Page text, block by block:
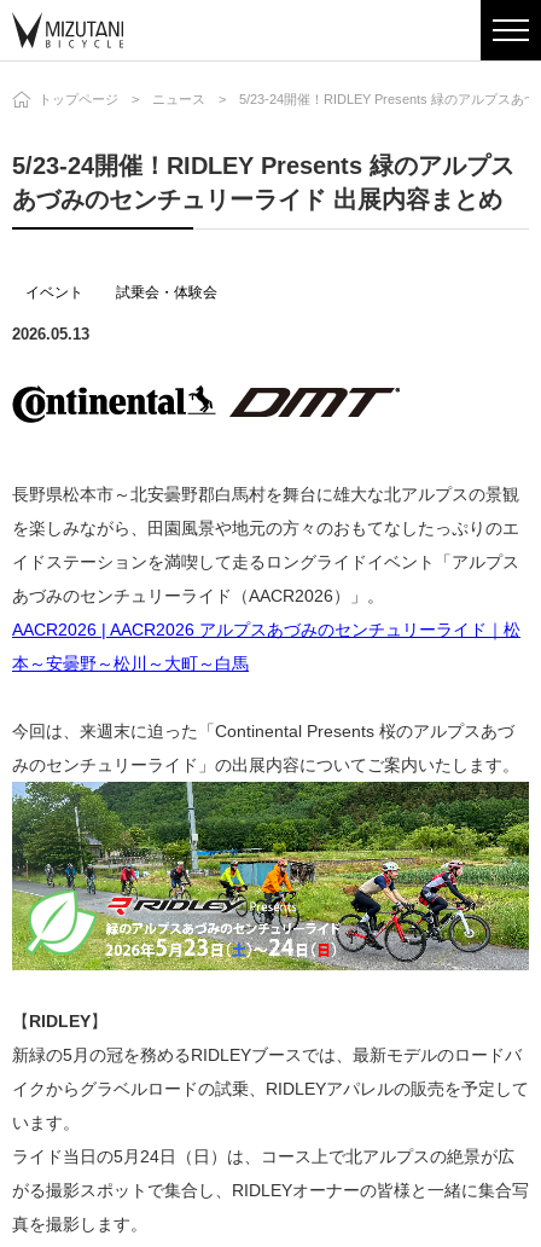
トップページ ニュース 5/23-24開催！RIDLEY Presents 緑のアルプスあ
5/23-24開催！RIDLEY Presents 緑のアルプス
あづみのセンチュリーライド 出展内容まとめ
イベント 試乗会・体験会
2026.05.13
長野県松本市～北安曇野郡白馬村を舞台に雄大な北アルプスの景観
を楽しみながら、田園風景や地元の方々のおもてなしたっぷりのエ
イドステーションを満喫して走るロングライドイベント「アルプス
あづみのセンチュリーライド（AACR2026）」。
AACR2026 | AACR2026 アルプスあづみのセンチュリーライド｜松
本～安曇野～松川～大町～白馬
今回は、来週末に迫った「Continental Presents 桜のアルプスあづ
みのセンチュリーライド」の出展内容についてご案内いたします。
【RIDLEY】
新緑の5月の冠を務めるRIDLEYブースでは、最新モデルのロードバ
イクからグラベルロードの試乗、RIDLEYアパレルの販売を予定して
います。
ライド当日の5月24日（日）は、コース上で北アルプスの絶景が広
がる撮影スポットで集合し、RIDLEYオーナーの皆様と一緒に集合写
真を撮影します。